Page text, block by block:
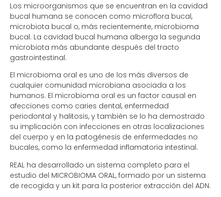
Los microorganismos que se encuentran en la cavidad
bucal humana se conocen como microflora bucal,
microbiota bucal o, más recientemente, microbioma
bucal. La cavidad bucal humana alberga la segunda
microbiota más abundante después del tracto
gastrointestinal.
El microbioma oral es uno de los más diversos de
cualquier comunidad microbiana asociada a los
humanos. El microbioma oral es un factor causal en
afecciones como caries dental, enfermedad
periodontal y halitosis, y también se lo ha demostrado
su implicación con infecciones en otras localizaciones
del cuerpo y en la patogénesis de enfermedades no
bucales, como la enfermedad inflamatoria intestinal.
REAL ha desarrollado un sistema completo para el
estudio del MICROBIOMA ORAL, formado por un sistema
de recogida y un kit para la posterior extracción del ADN.